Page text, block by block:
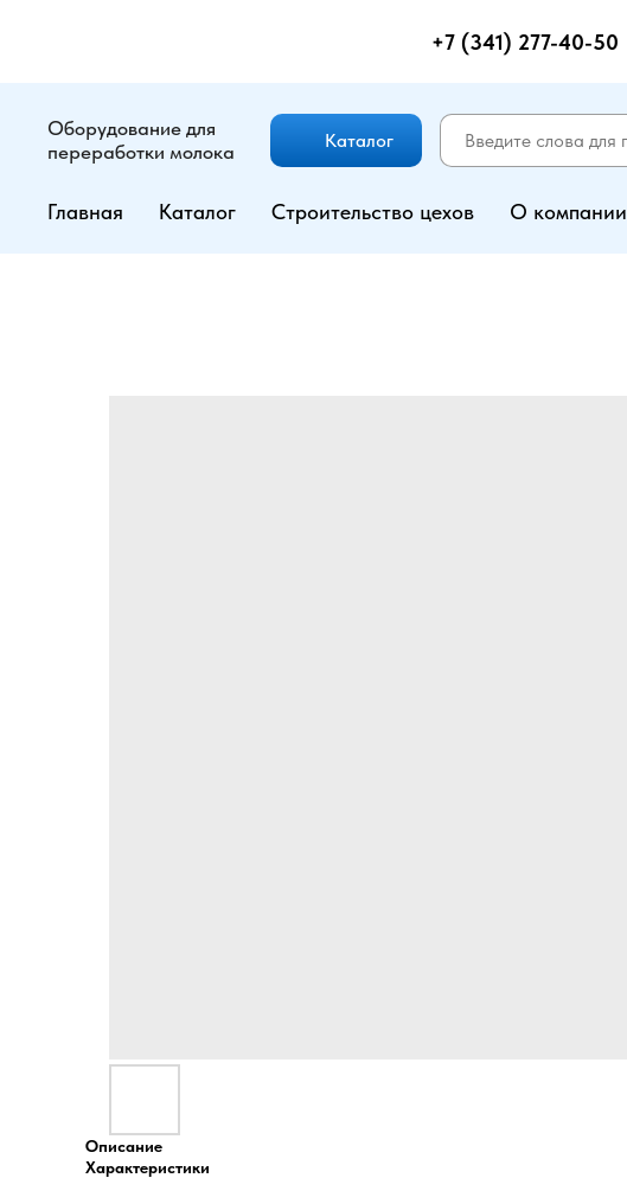
+7 (341) 277-40-50
Оборудование для
переработки молока
Каталог
Главная Каталог Строительство цехов О компании
Описание
Характеристики